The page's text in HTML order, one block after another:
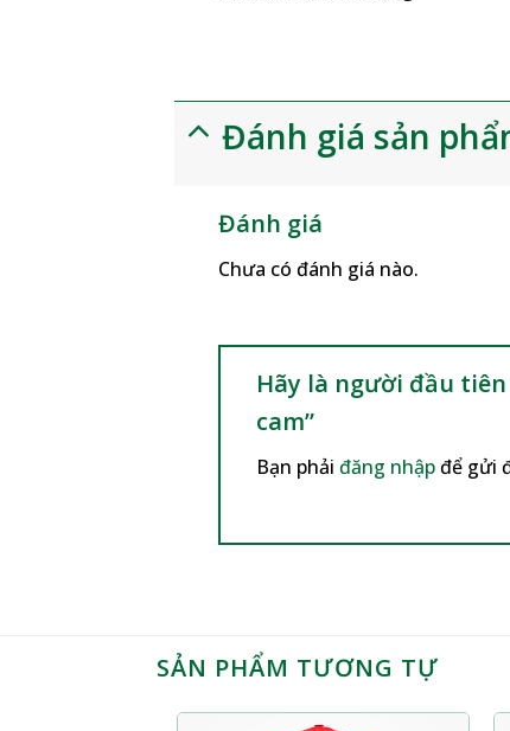
Đánh giá sản
Đánh giá
Chưa có đánh giá nào.
Hãy là người đầu
cam”
Bạn phải đăng nhậpđể gửi
SẢN PHẨM TƯƠNG TỰ